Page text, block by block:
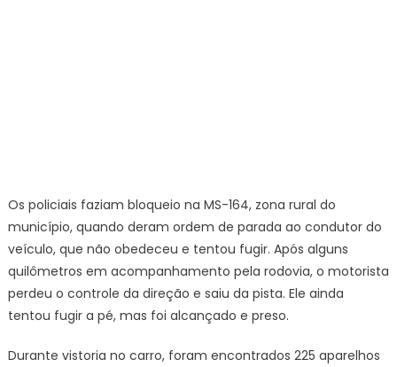
Os policiais faziam bloqueio na MS-164, zona rural do
município, quando deram ordem de parada ao condutor do
veículo, que não obedeceu e tentou fugir. Após alguns
quilômetros em acompanhamento pela rodovia, o motorista
perdeu o controle da direção e saiu da pista. Ele ainda
tentou fugir a pé, mas foi alcançado e preso.
Durante vistoria no carro, foram encontrados 225 aparelhos